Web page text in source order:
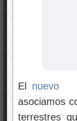
El nuevo
asociamos
terrestres